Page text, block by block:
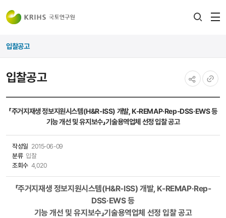
입찰공고
입찰공고
복사
「주거지재생 정보지원시스템(H&R-ISS) 개발, K-REMAP·Rep-DSS·EWS 등
기능 개선 및 유지보수」기술용역업체 선정 입찰 공고
작성일 2015-06-09
분류 입찰
조회수 4,020
「주거지재생 정보지원시스템(H&R-ISS) 개발, K-REMAP·Rep-
DSS·EWS 등
기능 개선 및 유지보수」기술용역업체 선정 입찰 공고